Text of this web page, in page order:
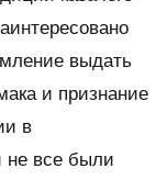
выдать
и признание
в
не все были